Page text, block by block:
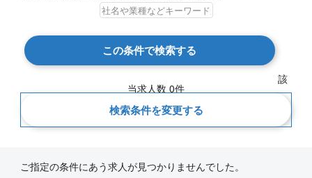
この条件で検索する
該
当求人数 0件
検索条件を変更する
新着順
ご指定の条件にあう求人が見つかりませんでした。